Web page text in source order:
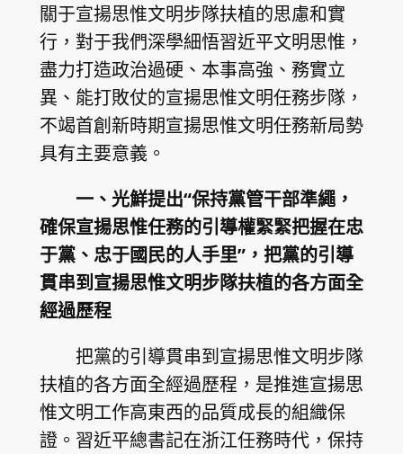
關于宣揚思惟文明步隊扶植的思慮和實
行，對于我們深學細悟習近平文明思惟，
盡力打造政治過硬、本事高強、務實立
異、能打敗仗的宣揚思惟文明任務步隊，
不竭首創新時期宣揚思惟文明任務新局勢
具有主要意義。
一、光鮮提出“保持黨管干部準繩，
確保宣揚思惟任務的引導權緊緊把握在忠
于黨、忠于國民的人手里”，把黨的引導
貫串到宣揚思惟文明步隊扶植的各方面全
經過歷程
把黨的引導貫串到宣揚思惟文明步隊
扶植的各方面全經過歷程，是推進宣揚思
惟文明工作高東西的品質成長的組織保
證。習近平總書記在浙江任務時代，保持